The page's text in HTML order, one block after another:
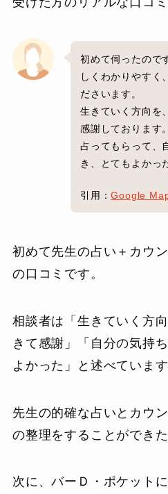
初めて伺ったので
しくわかりやすく
ださいます。
生きていく方向を
感謝しております。
占ってもらって、
き、とてもよかっ
引用：Google
初めて先生の占い＋カウ
の口コミです。
相談者は「生きていく方
きて感謝」「自分の気持
よかった」と述べています
先生の的確な占いとカウ
の整理をすることができ
次に、バーＤ・ポケット